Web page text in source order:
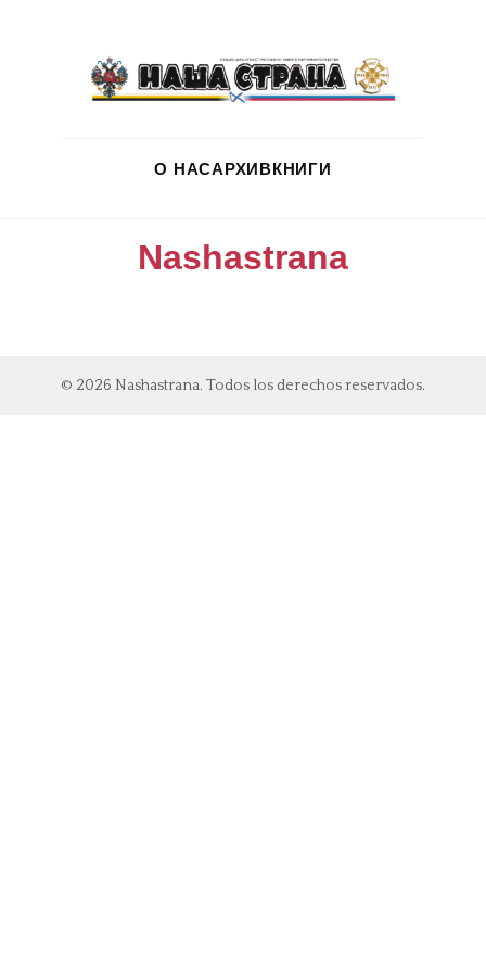
О НАСАРХИВКНИГИ
Nashastrana
© 2026 Nashastrana. Todos los derechos reservados.